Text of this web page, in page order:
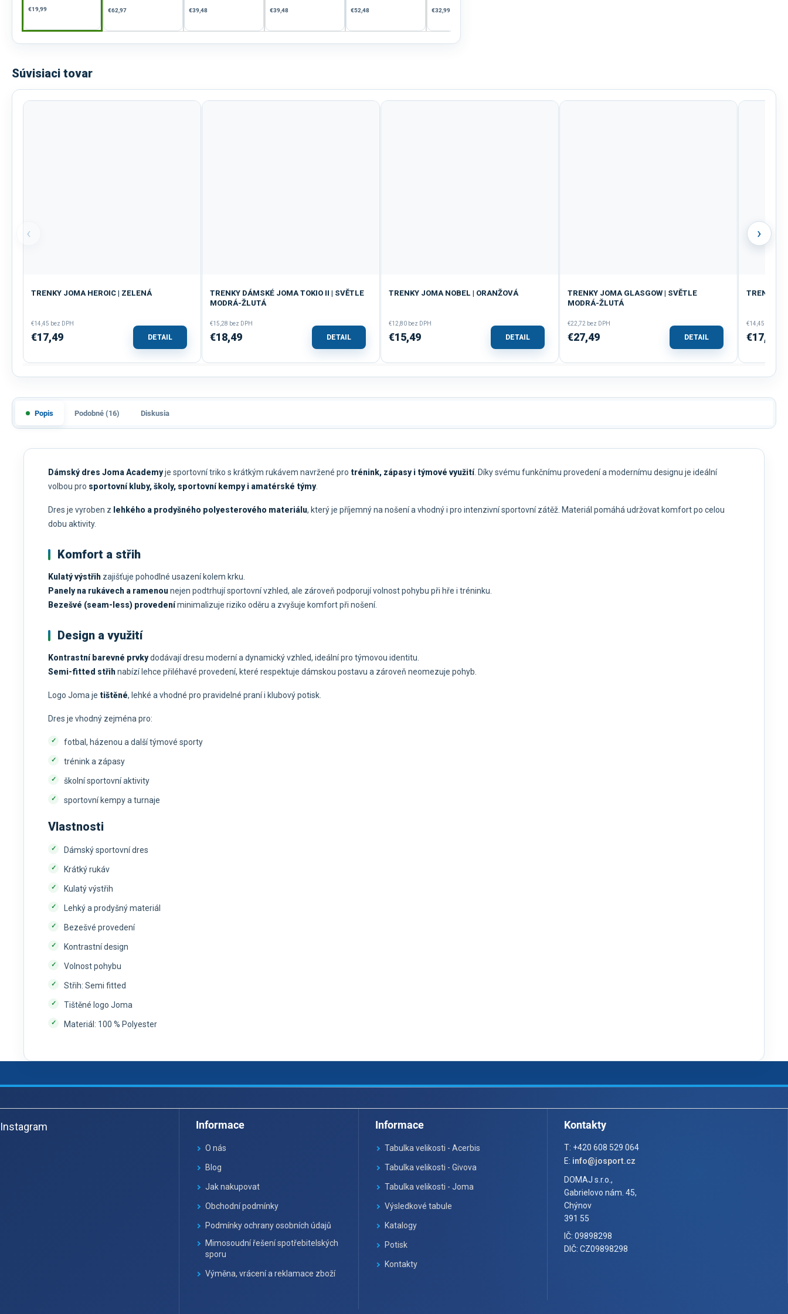
€19,99 €62,97 €39,48 €39,48 €52,48 €32,99
Súvisiaci tovar
‹
TRENKY JOMA HEROIC | ZELENÁ
€14,45 bez DPH
€17,49 DETAIL
TRENKY DÁMSKÉ JOMA TOKIO II | SVĚTLE
MODRÁ-ŽLUTÁ
€15,28 bez DPH
€18,49 DETAIL
TRENKY JOMA NOBEL | ORANŽOVÁ
€12,80 bez DPH
€15,49 DETAIL
TRENKY JOMA GLASGOW | SVĚTLE
MODRÁ-ŽLUTÁ
€22,72 bez DPH
€27,49 DETAIL
TRENKY
€14,45 bez
€17,49
›
Popis Podobné (16) Diskusia
Dámský dres Joma Academyje sportovní triko s krátkým rukávem navržené pro trénink, zápasy i týmové využití. Díky svému funkčnímu provedení a modernímu designu je ideální
volbou pro sportovní kluby, školy, sportovní kempy i amatérské týmy.
Dres je vyroben z lehkého a prodyšného polyesterového materiálu, který je příjemný na nošení a vhodný i pro intenzivní sportovní zátěž. Materiál pomáhá udržovat komfort po celou
dobu aktivity.
Komfort a střih
Kulatý výstřih zajišťuje pohodlné usazení kolem krku.
Panely na rukávech a ramenounejen podtrhují sportovní vzhled, ale zároveň podporují volnost pohybu při hře i tréninku.
Bezešvé (seam-less) provedeníminimalizuje riziko oděru a zvyšuje komfort při nošení.
Design a využití
Kontrastní barevné prvkydodávají dresu moderní a dynamický vzhled, ideální pro týmovou identitu.
Semi-fitted střihnabízí lehce přiléhavé provedení, které respektuje dámskou postavu a zároveň neomezuje pohyb.
Logo Joma je tištěné, lehké a vhodné pro pravidelné praní i klubový potisk.
Dres je vhodný zejména pro:
fotbal, házenou a další týmové sporty
trénink a zápasy
školní sportovní aktivity
sportovní kempy a turnaje
Vlastnosti
Dámský sportovní dres
Krátký rukáv
Kulatý výstřih
Lehký a prodyšný materiál
Bezešvé provedení
Kontrastní design
Volnost pohybu
Střih: Semi fitted
Tištěné logo Joma
Materiál: 100 % Polyester
á
pInstagram Informace
O nás
Blog
Jak nakupovat
Obchodní podmínky
Podmínky ochrany osobních údajů
Mimosoudní řešení spotřebitelských
sporu
Výměna, vrácení a reklamace zboží
Informace
Tabulka velikosti - Acerbis
Tabulka velikosti - Givova
Tabulka velikosti - Joma
Výsledkové tabule
Katalogy
Potisk
Kontakty
Kontakty
T: +420 608 529 064
E: info@josport.cz
DOMAJ s.r.o.,
Gabrielovo nám. 45,
Chýnov
391 55
IČ: 09898298
DIČ: CZ09898298